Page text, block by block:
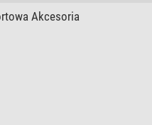
Akcesoria